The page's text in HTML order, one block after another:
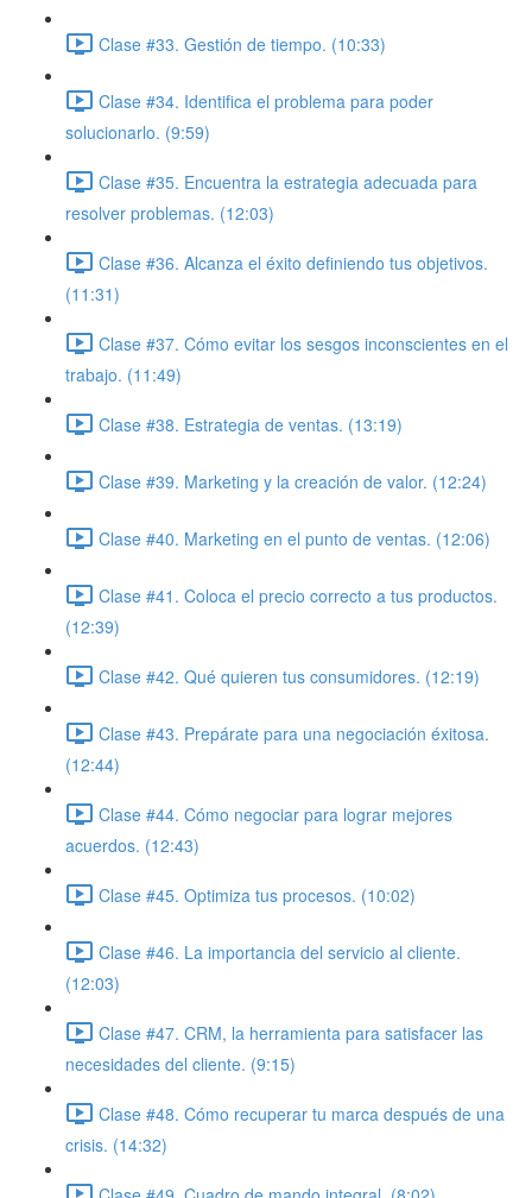
Clase #33. Gestión de tiempo. (10:33)
Clase #34. Identifica el problema para poder
solucionarlo. (9:59)
Clase #35. Encuentra la estrategia adecuada para
resolver problemas. (12:03)
Clase #36. Alcanza el éxito definiendo tus objetivos.
(11:31)
Clase #37. Cómo evitar los sesgos inconscientes en el
trabajo. (11:49)
Clase #38. Estrategia de ventas. (13:19)
Clase #39. Marketing y la creación de valor. (12:24)
Clase #40. Marketing en el punto de ventas. (12:06)
Clase #41. Coloca el precio correcto a tus productos.
(12:39)
Clase #42. Qué quieren tus consumidores. (12:19)
Clase #43. Prepárate para una negociación éxitosa.
(12:44)
Clase #44. Cómo negociar para lograr mejores
acuerdos. (12:43)
Clase #45. Optimiza tus procesos. (10:02)
Clase #46. La importancia del servicio al cliente.
(12:03)
Clase #47. CRM, la herramienta para satisfacer las
necesidades del cliente. (9:15)
Clase #48. Cómo recuperar tu marca después de una
crisis. (14:32)